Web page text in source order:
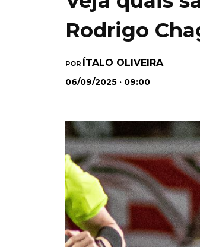
Rodrigo
POR ÍTALO OLIVEIRA
06/09/2025 · 09:00